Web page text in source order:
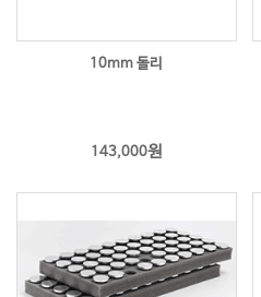
10mm 돌리
143,000원